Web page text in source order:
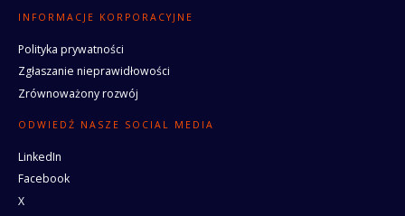
INFORMACJE KORPORACYJNE
Polityka prywatności
Zgłaszanie nieprawidłowości
Zrównoważony rozwój
ODWIEDŹ NASZE SOCIAL MEDIA
LinkedIn
Facebook
X